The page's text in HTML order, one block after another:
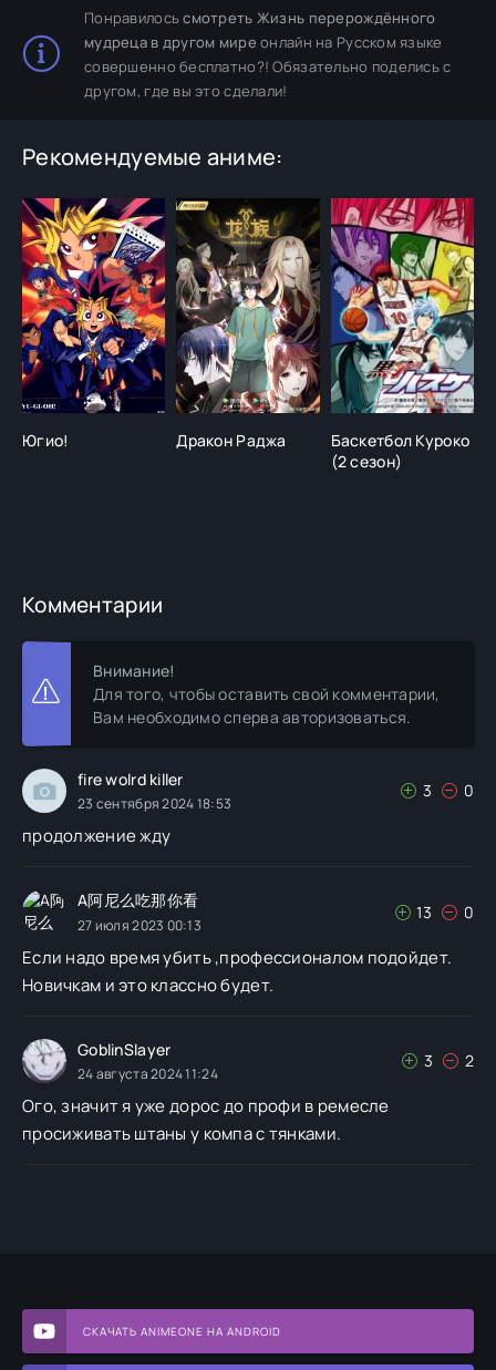
СКАЧАТЬ ANIMEONE НА ANDROID
Понравилосьсмотреть Жизнь перерождённого
мудреца в другом мире онлайн на Русском языке
совершенно бесплатно?! Обязательно поделись с
другом, где вы это сделали!
Рекомендуемые аниме:
Югио! Дракон Раджа
Баскетбол Куроко
(2 сезон)
Комментарии
Внимание!
Для того, чтобы оставить свой комментарии,
Вам необходимо сперва авторизоваться.
fire wolrd killer
23 сентября 2024 18:53
3 0
продолжение жду
A阿尼么吃那你看
27 июля 2023 00:13
13 0
Если надо время убить ,профессионалом подойдет.
Новичкам и это классно будет.
GoblinSlayer
24 августа 2024 11:24
3 2
Ого, значит я уже дорос до профи в ремесле
просиживать штаны у компа с тянками.